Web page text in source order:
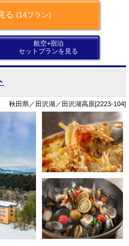
る (14プラン)
航空+宿泊
セットプランを見る
秋田県／田沢湖／田沢湖高原[2223-104]